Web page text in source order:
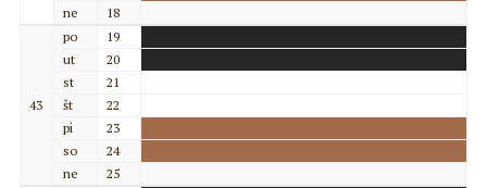
ne
18
43
po
19
ut
20
st
21
št
22
pi
23
so
24
ne
25